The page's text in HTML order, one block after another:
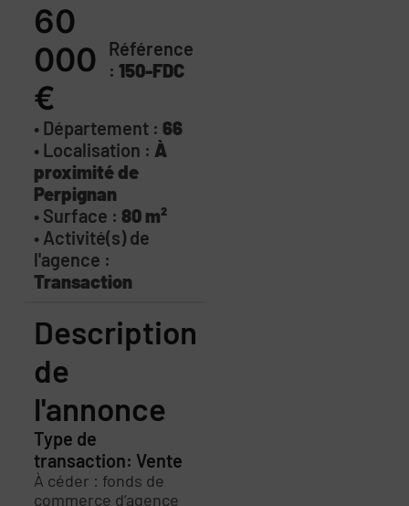
60
000
€
Référence
:150-FDC
• Département : 66
• Localisation : À
proximité de
Perpignan
• Surface : 80 m²
• Activité(s) de
l'agence :
Transaction
Description
de
l'annonce
Type de
transaction: Vente
À céder : fonds de
commerce d’agence